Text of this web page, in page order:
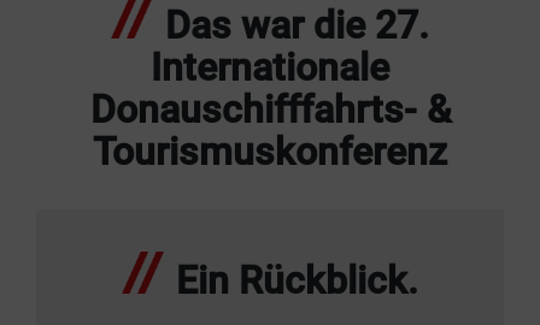
Das war die 27.
Internationale
Donauschifffahrts- &
Tourismuskonferenz
Ein Rückblick.